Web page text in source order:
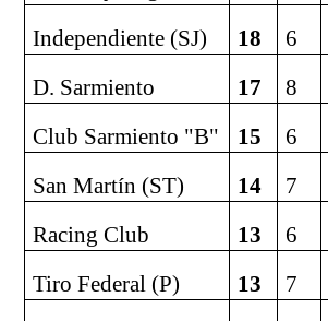
Independiente (SJ)
18 6
D. Sarmiento
17 8
Club Sarmiento "B"
15 6
San Martín (ST)
14 7
Racing Club
13 6
Tiro Federal (P)
13 7